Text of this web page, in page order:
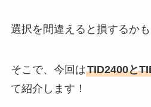
選択を間違えると損するかも
そこで、今回はTID2400と
て紹介します！